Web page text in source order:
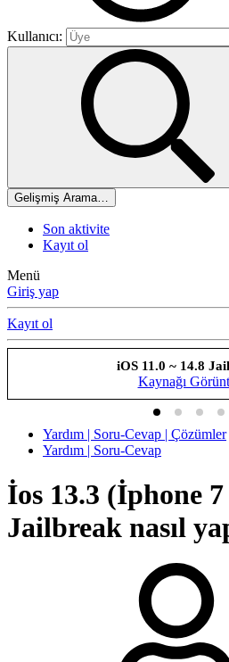
Kullanıcı:
Gelişmiş Arama…
Son aktivite
Kayıt ol
Menü
Giriş yap
Kayıt ol
iOS 11.0 ~ 14.8
Kaynağı
Yardım | Soru-Cevap | Çözümler
Yardım | Soru-Cevap
İos 13.3 (İphone
Jailbreak nasıl